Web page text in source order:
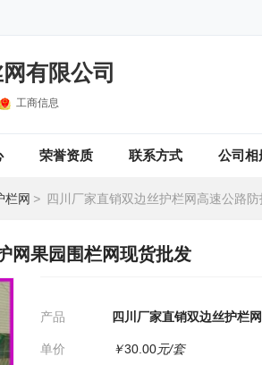
有限公司
工商信息
荣誉资质 联系方式 公司相
栏网 > 四川厂家直销双边丝护栏网高速公路
网果园围栏网现货批发
产品 四川厂家直销双边丝护栏
单价 ￥30.00元/套